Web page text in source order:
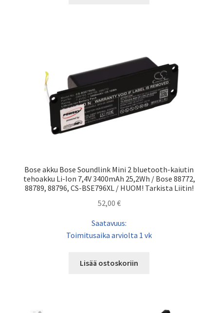
Bose akku Bose Soundlink Mini 2 bluetooth-kaiutin
tehoakku Li-Ion 7,4V 3400mAh 25,2Wh / Bose 88772,
88789, 88796, CS-BSE796XL / HUOM! Tarkista Liitin!
52,00 €
Saatavuus:
Toimitusaika arviolta 1 vk
Lisää ostoskoriin